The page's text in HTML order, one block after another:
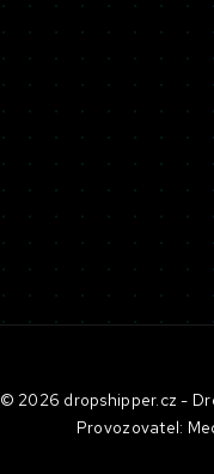
© 2026 dropshipper.cz -
Provozovatel: